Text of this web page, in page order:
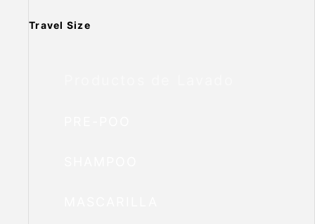
Travel Size